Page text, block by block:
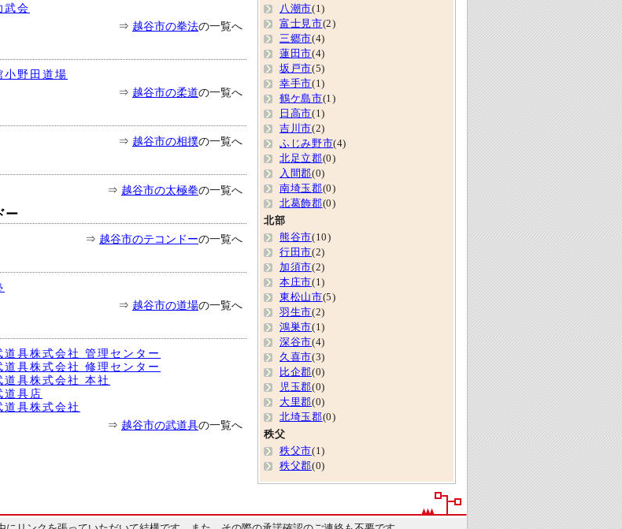
武会
⇒ 越谷市の拳法の一覧へ
小野田道場
⇒ 越谷市の柔道の一覧へ
⇒ 越谷市の相撲の一覧へ
⇒ 越谷市の太極拳の一覧へ
ー
⇒ 越谷市のテコンドーの一覧へ
⇒ 越谷市の道場の一覧へ
道具株式会社 管理センター
道具株式会社 修理センター
道具株式会社 本社
道具店
道具株式会社
⇒ 越谷市の武道具の一覧へ
八潮市(1)
富士見市(2)
三郷市(4)
蓮田市(4)
坂戸市(5)
幸手市(1)
鶴ケ島市(1)
日高市(1)
吉川市(2)
ふじみ野市(4)
北足立郡(0)
入間郡(0)
南埼玉郡(0)
北葛飾郡(0)
北部
熊谷市(10)
行田市(2)
加須市(2)
本庄市(1)
東松山市(5)
羽生市(2)
鴻巣市(1)
深谷市(4)
久喜市(3)
比企郡(0)
児玉郡(0)
大里郡(0)
北埼玉郡(0)
秩父
秩父市(1)
秩父郡(0)